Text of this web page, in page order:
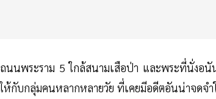
นนพระราม 5 ใกล้สนามเสือป่า และพระที่นั่งอนั
ห้กับกลุ่มคนหลากหลายวัย ที่เคยมีอดีตอันน่าจดจ